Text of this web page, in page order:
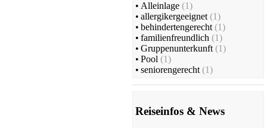
• Alleinlage (1)
• allergikergeeignet (1)
• behindertengerecht (1)
• familienfreundlich (1)
• Gruppenunterkunft (1)
• Pool (1)
• seniorengerecht (1)
Reiseinfos & News